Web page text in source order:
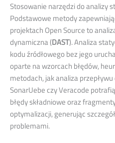
Stosowanie narzędzi do analizy
Podstawowe metody
projektach Open Source to
dynamiczna (DAST). Analiza
kodu źródłowego bez jego
oparte na wzorcach błędów,
metodach, jak analiza
SonarUebe czy Veracode
błędy składniowe oraz
optymalizacji, generując
problemami.